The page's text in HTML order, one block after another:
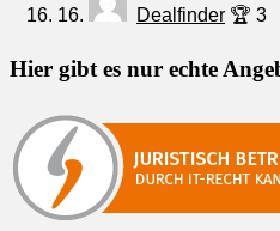
16. Dealfinder 🏆 3
Hier gibt es nur echte